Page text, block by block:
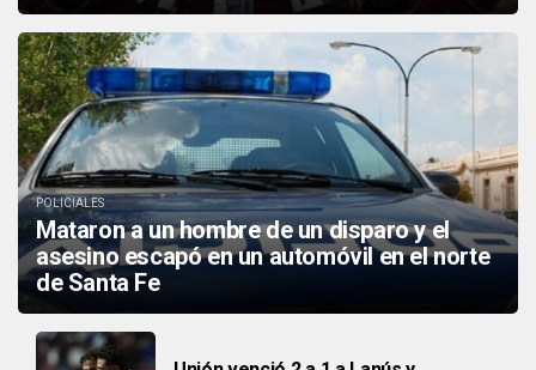
POLICIALES
Mataron a un hombre de un disparo y el
asesino escapó en un automóvil en el norte
de Santa Fe